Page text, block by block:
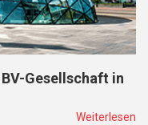
Gesellschaft in
Weiterlesen